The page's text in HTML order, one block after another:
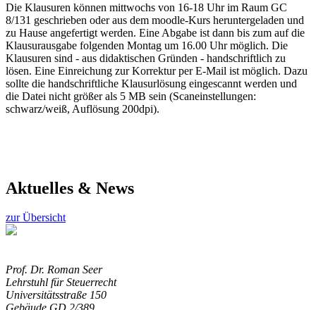
Die Klausuren können mittwochs von 16-18 Uhr im Raum GC
8/131 geschrieben oder aus dem moodle-Kurs heruntergeladen und
zu Hause angefertigt werden. Eine Abgabe ist dann bis zum auf die
Klausurausgabe folgenden Montag um 16.00 Uhr möglich. Die
Klausuren sind - aus didaktischen Gründen - handschriftlich zu
lösen. Eine Einreichung zur Korrektur per E-Mail ist möglich. Dazu
sollte die handschriftliche Klausurlösung eingescannt werden und
die Datei nicht größer als 5 MB sein (Scaneinstellungen:
schwarz/weiß, Auflösung 200dpi).
Aktuelles & News
zur Übersicht
Prof. Dr. Roman Seer
Lehrstuhl für Steuerrecht
Universitätsstraße 150